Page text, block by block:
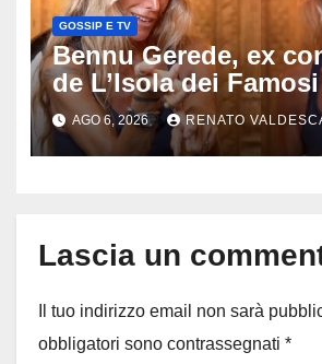
GOSSIP E TV
Bennu Gerede, ex
de L’Isola dei
dopo una diretta:
mostrato e perché
un processo
AGO 6, 2026 RENATO
Lascia un
Il tuo indirizzo email non sarà
obbligatori sono contrassegnati *